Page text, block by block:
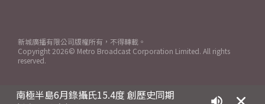
南極半島6月錄攝氏15.4度 創歷史同期
新城廣播有限公司版權所有，不得轉載。
Copyright 2026© Metro Broadcast Corporation Limited. All rights
reserved.